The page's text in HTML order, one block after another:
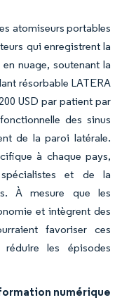
atomiseurs portables
qui enregistrent la
nuage, soutenant la
résorbable LATERA
USD par patient par
des sinus
de la paroi latérale.
à chaque pays,
et de la
À mesure que les
et intègrent des
favoriser ces
les épisodes
numérique